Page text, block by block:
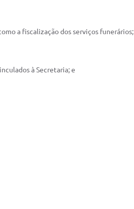
a fiscalização dos serviços funerários;
à Secretaria; e